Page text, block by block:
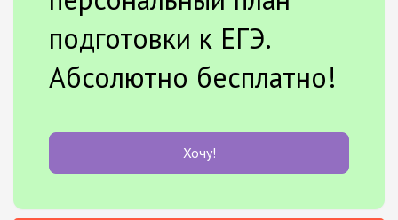
подготовки к ЕГЭ.
Абсолютно бесплатно!
Хочу!